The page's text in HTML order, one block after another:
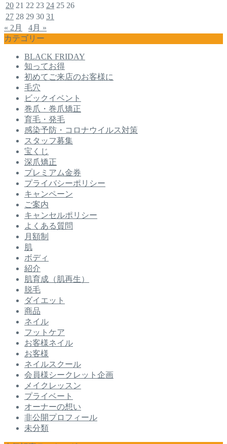
20 21 22 23 24 25 26
27 28 29 30 31
« 2月
4月 »
カテゴリー
BLACK FRIDAY
知ってお得
初めてご来店のお客様に
毛穴
ビックイベント
巻爪・巻爪矯正
育毛・発毛
感染予防・コロナウイルス対策
スタッフ募集
宝くじ
深爪矯正
プレミアム金券
プライバシーポリシー
キャンペーン
ご案内
キャンセルポリシー
よくある質問
月額制
肌
ボディ
紹介
肌育成（肌再生）
脱毛
ダイエット
商品
ネイル
フットケア
お客様ネイル
お客様
ネイルスクール
会員様シークレット企画
メイクレッスン
プライベート
オーナーの想い
非公開プロフィール
未分類